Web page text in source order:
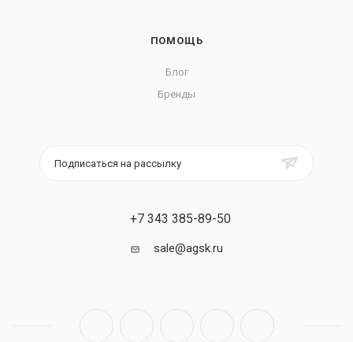
ПОМОЩЬ
Блог
Бренды
Подписаться на рассылку
+7 343 385-89-50
sale@agsk.ru